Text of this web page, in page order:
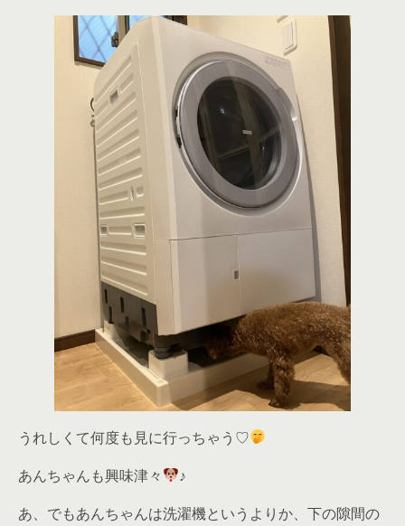
うれしくて何度も見に行っちゃう♡
あんちゃんも興味津々
♪
あ、でもあんちゃんは洗濯機というよりか、下の隙間の